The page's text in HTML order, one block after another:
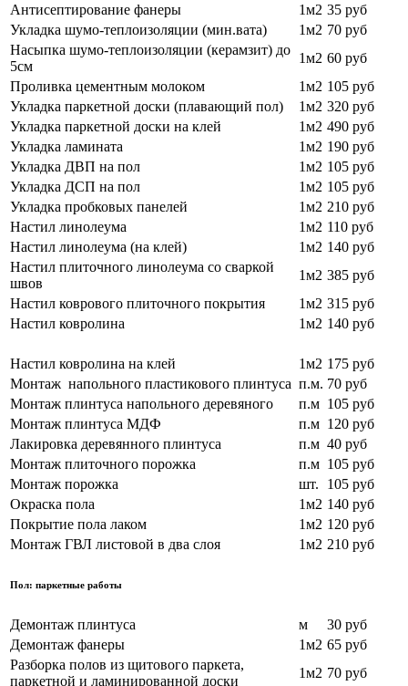
Антисептирование фанеры
1м2 35 руб
Укладка шумо-теплоизоляции (мин.вата)
1м2 70 руб
Насыпка шумо-теплоизоляции (керамзит) до
5см
1м2 60 руб
Проливка цементным молоком
1м2 105 руб
Укладка паркетной доски (плавающий пол)
1м2 320 руб
Укладка паркетной доски на клей
1м2 490 руб
Укладка ламината
1м2 190 руб
Укладка ДВП на пол
1м2 105 руб
Укладка ДСП на пол
1м2 105 руб
Укладка пробковых панелей
1м2 210 руб
Настил линолеума
1м2 110 руб
Настил линолеума (на клей)
1м2 140 руб
Настил плиточного линолеума со сваркой
швов
1м2 385 руб
Настил коврового плиточного покрытия
1м2 315 руб
Настил ковролина
1м2 140 руб
Настил ковролина на клей 1м2 175 руб
Монтаж напольного пластикового плинтуса п.м. 70 руб
Монтаж плинтуса напольного деревяного
п.м 105 руб
Монтаж плинтуса МДФ
п.м 120 руб
Лакировка деревянного плинтуса
п.м 40 руб
Монтаж плиточного порожка
п.м 105 руб
Монтаж порожка
шт.
105 руб
Окраска пола
1м2 140 руб
Покрытие пола лаком
1м2 120 руб
Монтаж ГВЛ листовой в два слоя
1м2 210 руб
Пол: паркетные работы
Демонтаж плинтуса м
30 руб
Демонтаж фанеры
1м2 65 руб
Разборка полов из щитового паркета,
паркетной и ламинированной доски
1м2 70 руб